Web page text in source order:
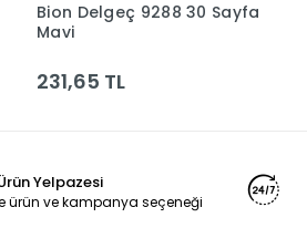
Sepete Ekle
Bion Delgeç 9288 30 Sayfa
Mavi
231,65 TL
Yelpazesi
ürün ve kampanya seçeneği